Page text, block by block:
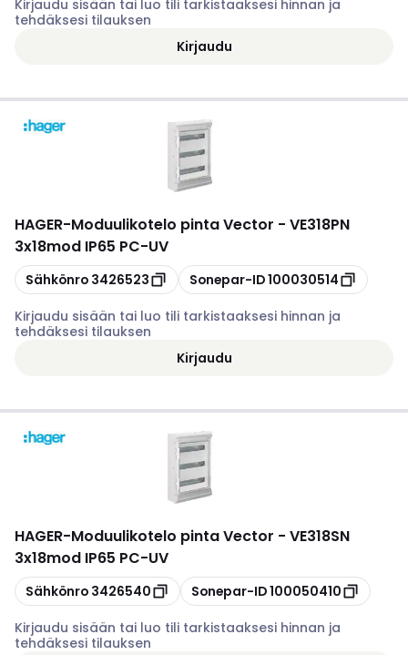
Kirjaudu sisään tai luo tili tarkistaaksesi hinnan ja
tehdäksesi tilauksen
Kirjaudu
HAGER-Moduulikotelo pinta Vector - VE318PN
3x18mod IP65 PC-UV
Kopioi
Sähkönro 3426523 Kopioi
Sonepar-ID100030514
Kirjaudu sisään tai luo tili tarkistaaksesi hinnan ja
tehdäksesi tilauksen
Kirjaudu
HAGER-Moduulikotelo pinta Vector - VE318SN
3x18mod IP65 PC-UV
Kopioi
Sähkönro 3426540 Kopioi
Sonepar-ID100050410
Kirjaudu sisään tai luo tili tarkistaaksesi hinnan ja
tehdäksesi tilauksen